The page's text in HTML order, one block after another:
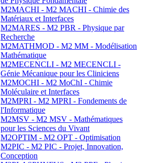
M2MACHI - M2 MACHI - Chimie des
Matériaux et Interfaces
M2MARES - M2 PBR - Physique par
Recherche
M2MATHMOD - M2 MM - Modélisation
Mathématique
M2MECENCLI - M2 MECENCLI -
Génie Mécanique pour les Cliniciens
M2MOCHI - M2 MoChI - Chimie
Moléculaire et Interfaces
M2MPRI - M2 MPRI - Fondements de
l'Informatique
M2MSV - M2 MSV - Mathématiques
pour les Sciences du Vivant
M2OPTIM - M2 OPT - Optimisation
M2PIC - M2 PIC - Projet, Innovation,
Conception